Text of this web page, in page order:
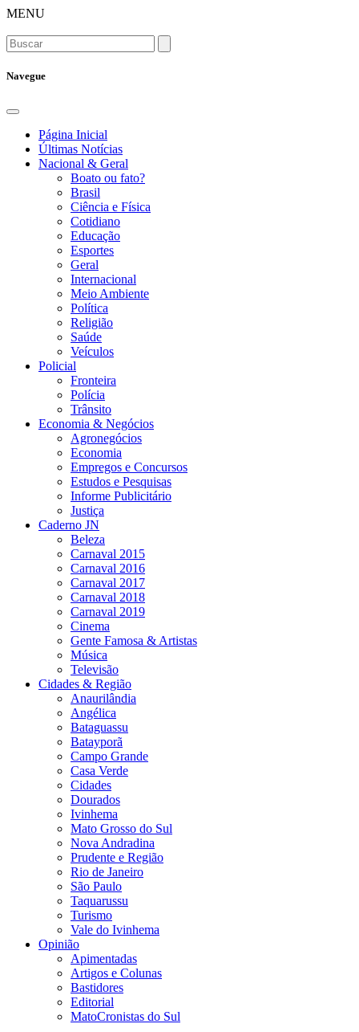
MENU
Navegue
Página Inicial
Últimas Notícias
Nacional & Geral
Boato ou fato?
Brasil
Ciência e Física
Cotidiano
Educação
Esportes
Geral
Internacional
Meio Ambiente
Política
Religião
Saúde
Veículos
Policial
Fronteira
Polícia
Trânsito
Economia & Negócios
Agronegócios
Economia
Empregos e Concursos
Estudos e Pesquisas
Informe Publicitário
Justiça
Caderno JN
Beleza
Carnaval 2015
Carnaval 2016
Carnaval 2017
Carnaval 2018
Carnaval 2019
Cinema
Gente Famosa & Artistas
Música
Televisão
Cidades & Região
Anaurilândia
Angélica
Bataguassu
Batayporã
Campo Grande
Casa Verde
Cidades
Dourados
Ivinhema
Mato Grosso do Sul
Nova Andradina
Prudente e Região
Rio de Janeiro
São Paulo
Taquarussu
Turismo
Vale do Ivinhema
Opinião
Apimentadas
Artigos e Colunas
Bastidores
Editorial
MatoCronistas do Sul